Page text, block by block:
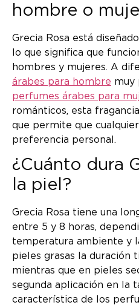
hombre o
Grecia Rosa está
lo que significa que
hombres y mujeres. A
árabes para hombre muy
perfumes árabes para
románticos, esta
que permite que
preferencia personal.
¿Cuánto dura
la piel?
Grecia Rosa tiene una
entre 5 y 8 horas,
temperatura ambiente y
pieles grasas la duración
mientras que en pieles
segunda aplicación en la
característica de los